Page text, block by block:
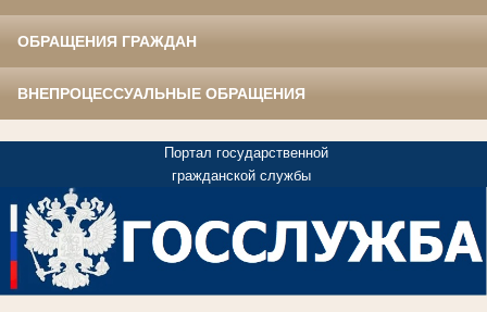
ОБРАЩЕНИЯ ГРАЖДАН
ВНЕПРОЦЕССУАЛЬНЫЕ ОБРАЩЕНИЯ
Портал государственной
гражданской службы